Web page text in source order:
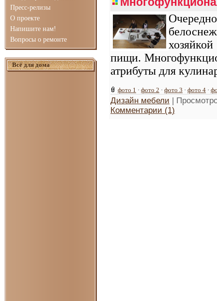
Пресс-релизы
О проекте
Напишите нам!
Вопросы о ремонте
Всё для дома
пищи.
атрибуты для
фото 1 · фото 2 · фото 3 · фото 4 ·
Дизайн мебели |
Комментарии (1)